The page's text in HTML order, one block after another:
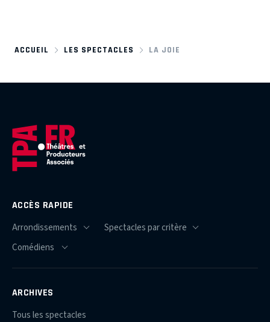
ACCUEIL LES SPECTACLES LA JOIE
ACCÈS RAPIDE
ARCHIVES
Tous les spectacles